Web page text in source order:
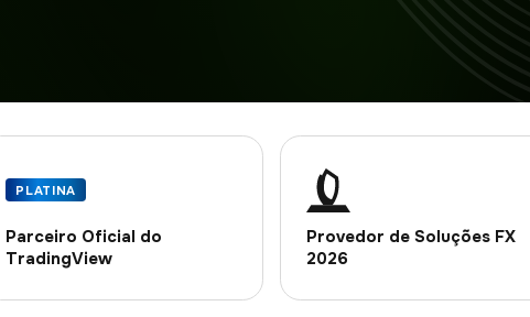
PLATINA
Parceiro Oficial do
TradingView
Provedor de Soluções FX
2026